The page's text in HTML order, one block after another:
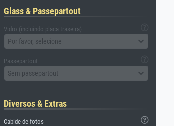
Glass & Passepartout
Vidro (incluindo placa traseira)
Por favor, selecione
Passepartout
Sem passepartout
Diversos & Extras
Cabide de fotos